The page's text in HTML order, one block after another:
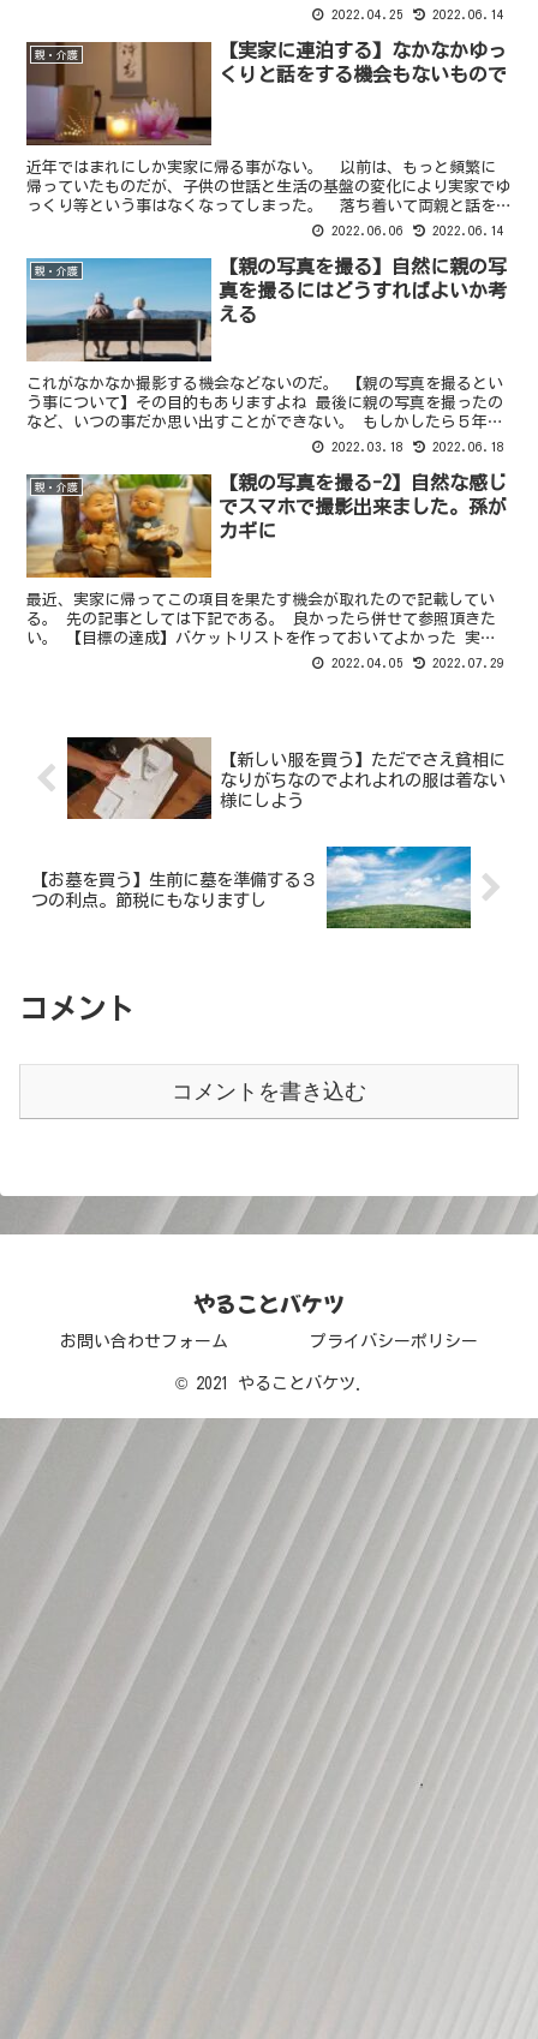
これって知らなかったけど一般的なのかな この銀行の...
2022.04.25 2022.06.14
親・介護
【実家に連泊する】なかなかゆっ
くりと話をする機会もないもので
近年ではまれにしか実家に帰る事がない。 以前は、もっと頻繁に
帰っていたものだが、子供の世話と生活の基盤の変化により実家でゆ
っくり等という事はなくなってしまった。 落ち着いて両親と話を
する為にも、実家に連泊をしたいと考えている。 これも後...
2022.06.06 2022.06.14
親・介護
【親の写真を撮る】自然に親の写
真を撮るにはどうすればよいか考
える
これがなかなか撮影する機会などないのだ。 【親の写真を撮るとい
う事について】その目的もありますよね 最後に親の写真を撮ったの
など、いつの事だか思い出すことができない。 もしかしたら５年く
らい前、正月に子供達と一緒に実家に行った時、何かのきっ...
2022.03.18 2022.06.18
親・介護
【親の写真を撮る-2】自然な感じ
でスマホで撮影出来ました。孫が
カギに
最近、実家に帰ってこの項目を果たす機会が取れたので記載してい
る。 先の記事としては下記である。 良かったら併せて参照頂きた
い。 【目標の達成】バケットリストを作っておいてよかった 実
際、この項目は53歳という年齢を目標に挙げていた。ところが...
2022.04.05 2022.07.29
【新しい服を買う】ただでさえ貧相に
なりがちなのでよれよれの服は着ない
様にしよう
【お墓を買う】生前に墓を準備する３
つの利点。節税にもなりますし
コメント
コメントを書き込む
やることバケツ
お問い合わせフォーム プライバシーポリシー
© 2021 やることバケツ.